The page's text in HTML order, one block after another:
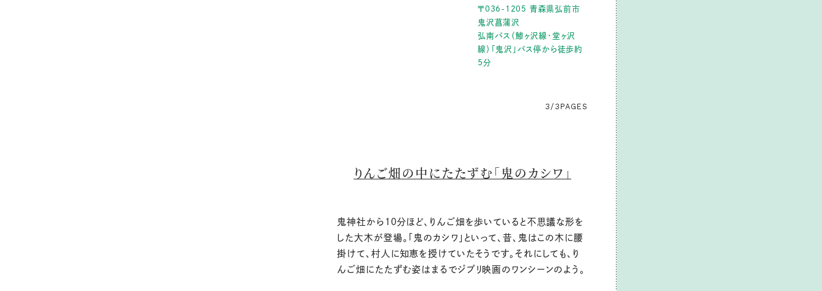
〒036-1205 青森県弘前市
鬼沢菖蒲沢
弘南バス（鯵ヶ沢線・堂ヶ沢
線）「鬼沢」バス停から徒歩約
5分
3/3 PAGES
りんご畑の中にたたずむ「鬼のカシワ」
鬼神社から10分ほど、りんご畑を歩いていると不思議な形を
した大木が登場。「鬼のカシワ」といって、昔、鬼はこの木に腰
掛けて、村人に知恵を授けていたそうです。それにしても、り
んご畑にたたずむ姿はまるでジブリ映画のワンシーンのよう。